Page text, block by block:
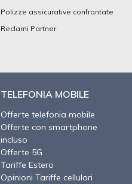
Polizze assicurative confrontate
Reclami Partner
TELEFONIA MOBILE
Offerte telefonia mobile
Offerte con smartphone
incluso
Offerte 5G
Tariffe Estero
Opinioni Tariffe cellulari